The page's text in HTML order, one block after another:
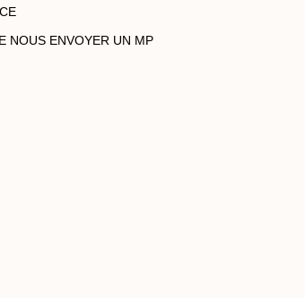
NOUS ENVOYER UN MP